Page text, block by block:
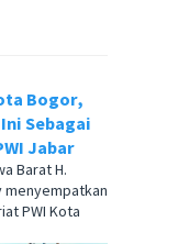
Bogor,
Sebagai
Jabar
Barat H.
menyempatkan
PWI Kota